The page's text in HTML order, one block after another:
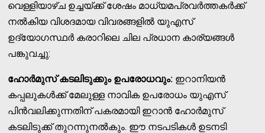
വെള്ളിയാഴ്ച ഉച്ചയ്ക്ക് ശേഷം മാധ്യമപ്രവര്‍ത്തകര്‍ക്ക്
നല്‍കിയ വിശദമായ വിവരങ്ങളില്‍ യുഎസ്
ഉദ്യോഗസ്ഥര്‍ കരാറിലെ ചില പ്രധാന കാര്യങ്ങള്‍
പങ്കുവച്ചു:
ഹോര്‍മുസ് കടലിടുക്കും ഉപരോധവും: ഇറാനിയന്‍
കപ്പലുകള്‍ക്ക് മേലുള്ള നാവിക ഉപരോധം യുഎസ്
പിന്‍വലിക്കുന്നതിന് പകരമായി ഇറാന്‍ ഹോര്‍മുസ്
കടലിടുക്ക് തുറന്നുനല്‍കും. ഈ നടപടികള്‍ ഉടനടി